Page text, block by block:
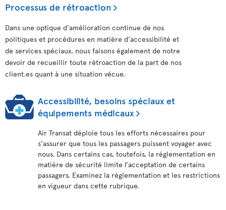
Processus de rétroaction
Dans une optique d’amélioration continue de nos
politiques et procédures en matière d’accessibilité et
de services spéciaux, nous faisons également de notre
devoir de recueillir toute rétroaction de la part de nos
client.es quant à une situation vécue.
Accessibilité, besoins spéciaux et
équipements médicaux
Air Transat déploie tous les efforts nécessaires pour
s’assurer que tous les passagers puissent voyager avec
nous. Dans certains cas, toutefois, la réglementation en
matière de sécurité limite l’acceptation de certains
passagers. Examinez la réglementation et les restrictions
en vigueur dans cette rubrique.